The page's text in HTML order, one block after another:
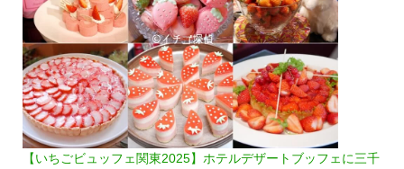
【いちごビュッフェ関東2025】ホテルデザートブッフェに三千